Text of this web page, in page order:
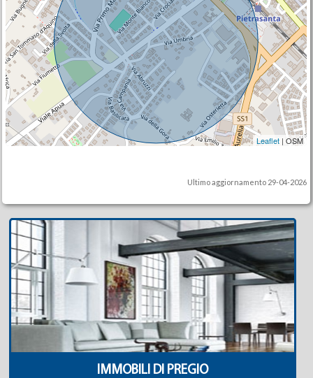
Leaflet | OSM
Ultimo aggiornamento 29-04-2026
IMMOBILI DI PREGIO